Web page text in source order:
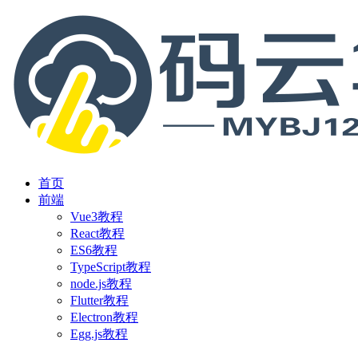
首页
前端
Vue3教程
React教程
ES6教程
TypeScript教程
node.js教程
Flutter教程
Electron教程
Egg.js教程